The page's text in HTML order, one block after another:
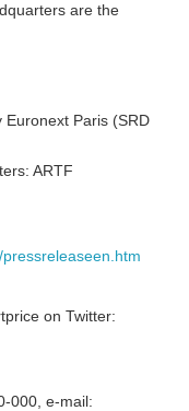
are the
Euronext Paris (SRD
ARTF
on Twitter:
000, e-mail: